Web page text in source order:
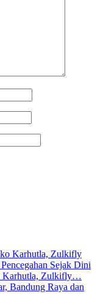
Karhutla, Zulkifly…